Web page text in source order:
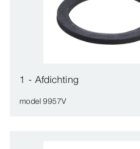
1 - Afdichting
model 9957V